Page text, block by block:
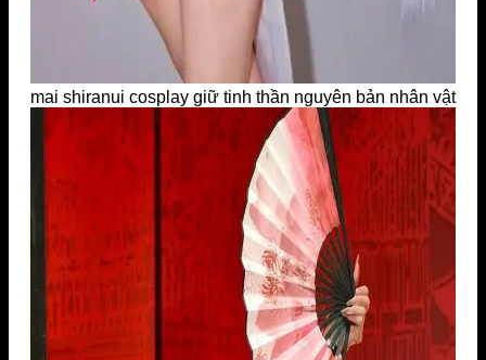
mai shiranui cosplay giữ tinh thần nguyên bản nhân vật